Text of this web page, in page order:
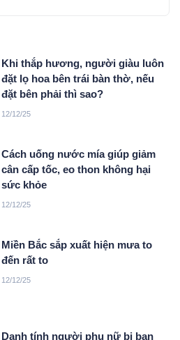
Mai Văn Tới, sinh năm 2001
Hoá cầm đầu…
Khi thắp hương, người giàu luôn
đặt lọ hoa bên trái bàn thờ, nếu
đặt bên phải thì sao?
12/12/25
Cách uống nước mía giúp giảm
cân cấp tốc, eo thon không hại
sức khỏe
12/12/25
Miền Bắc sắp xuất hiện mưa to
đến rất to
12/12/25
Danh tính người phụ nữ bị bạn